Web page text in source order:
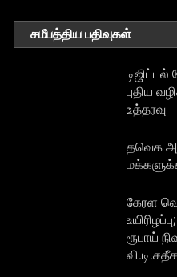
சமீபத்திய பதிவுகள்
புதிய
உத்தரவு
தவெக
கேரள
ரூபாய்